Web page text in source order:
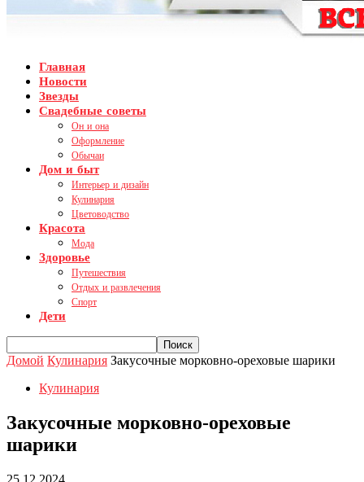
Главная
Новости
Звезды
Свадебные советы
Он и она
Оформление
Обычаи
Дом и быт
Интерьер и дизайн
Кулинария
Цветоводство
Красота
Мода
Здоровье
Путешествия
Отдых и развлечения
Спорт
Дети
Домой Кулинария Закусочные морковно-ореховые шарики
Кулинария
Закусочные морковно-ореховые
шарики
25.12.2024